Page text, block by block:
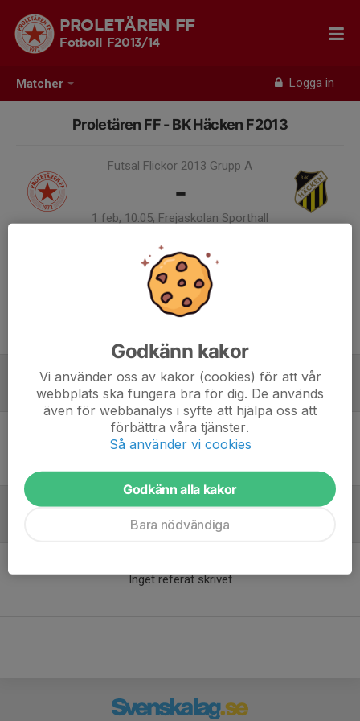
Matcher Logga in
PROLETÄREN FF
Fotboll F2013/14
Proletären FF - BK Häcken F2013
Futsal Flickor 2013 Grupp A
-
1 feb, 10:05, Frejaskolan Sporthall
Samling 09:35
Endast kallade kunde anmäla sig till aktiviteten. 9 personer var kallade.
Laguppställning
Ingen uppställning ifylld
Inget referat skrivet
Godkänn kakor
Vi använder oss av kakor (cookies) för att vår
webbplats ska fungera bra för dig. De används
även för webbanalys i syfte att hjälpa oss att
förbättra våra tjänster.
Så använder vi cookies
Godkänn alla kakor
Bara nödvändiga